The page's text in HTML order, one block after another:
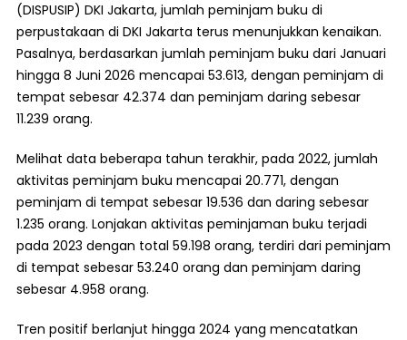
(DISPUSIP) DKI Jakarta, jumlah peminjam buku di
perpustakaan di DKI Jakarta terus menunjukkan kenaikan.
Pasalnya, berdasarkan jumlah peminjam buku dari Januari
hingga 8 Juni 2026 mencapai 53.613, dengan peminjam di
tempat sebesar 42.374 dan peminjam daring sebesar
11.239 orang.
Melihat data beberapa tahun terakhir, pada 2022, jumlah
aktivitas peminjam buku mencapai 20.771, dengan
peminjam di tempat sebesar 19.536 dan daring sebesar
1.235 orang. Lonjakan aktivitas peminjaman buku terjadi
pada 2023 dengan total 59.198 orang, terdiri dari peminjam
di tempat sebesar 53.240 orang dan peminjam daring
sebesar 4.958 orang.
Tren positif berlanjut hingga 2024 yang mencatatkan